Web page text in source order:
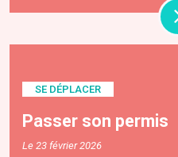
SE DÉPLACER
Passer son permis
Le 23 février 2026